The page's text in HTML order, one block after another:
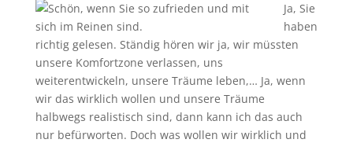
Ja, Sie
haben
richtig gelesen. Ständig hören wir ja, wir müssten
unsere Komfortzone verlassen, uns
weiterentwickeln, unsere Träume leben,… Ja, wenn
wir das wirklich wollen und unsere Träume
halbwegs realistisch sind, dann kann ich das auch
nur befürworten. Doch was wollen wir wirklich und